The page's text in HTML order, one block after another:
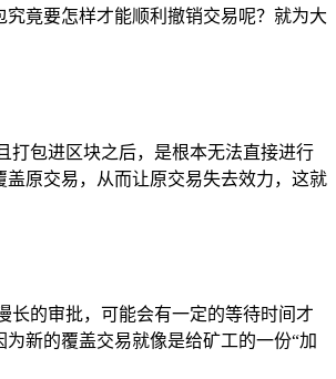
究竟要怎样才能顺利撤销交易呢？就为大
打包进区块之后，是根本无法直接进行
原交易，从而让原交易失去效力，这就
长的审批，可能会有一定的等待时间才
新的覆盖交易就像是给矿工的一份“加